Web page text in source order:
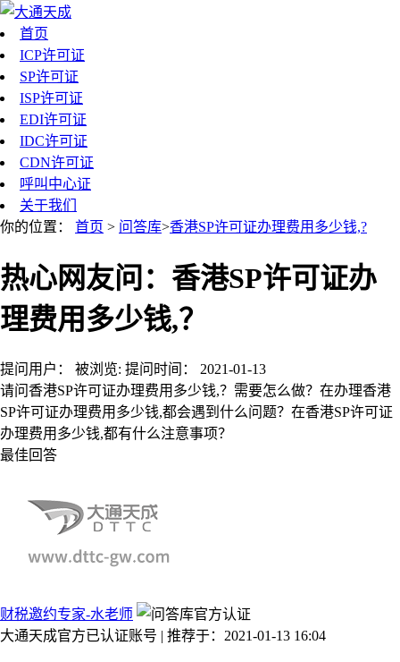
首页
ICP许可证
SP许可证
ISP许可证
EDI许可证
IDC许可证
CDN许可证
呼叫中心证
关于我们
你的位置： 首页 > 问答库>香港SP许可证办理费用多少钱,?
热心网友问：香港SP许可证办
理费用多少钱,？
提问用户： 被浏览: 提问时间： 2021-01-13
请问香港SP许可证办理费用多少钱,？需要怎么做？在办理香港
SP许可证办理费用多少钱,都会遇到什么问题？在香港SP许可证
办理费用多少钱,都有什么注意事项？
最佳回答
财税邀约专家-水老师
大通天成官方已认证账号 | 推荐于：2021-01-13 16:04